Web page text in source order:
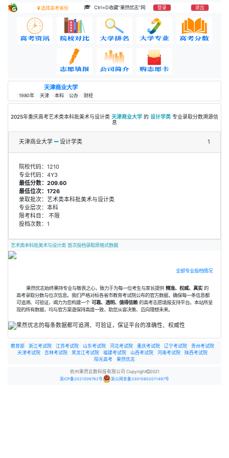
选择高考省份 Ctrl+D收藏“果然优志”网 登录 退出
天津商业大学
1980年 天津 本科 公办 财经
2025年重庆高考艺术类本科批美术与设计类 天津商业大学 的 设计学类 专业录取分数溯源信
息
天津商业大学 设计学类 1
院校代码：1210
专业代码：4Y3
最低分数：209.60
最低位次：1726
录取批次：艺术类本科批美术与设计类
专业层次：本科
限考科目： 不限
投档次数：1
艺术类本科批美术与设计类 首次投档录取原格式数据
全部专业投档情况
果然优志始终秉持专业与敬畏之心，致力于为每一位考生与家长提供 精准、权威、真实的
高考录取分数与位次信息。我们严格对标各省市教育考试院公布的官方数据，确保每一条信息都
可追溯、可验证，竭力为您构建一个 可靠、透明、值得信赖 的高考志愿填报支持平台。本站所呈
现的所有数据，均与官方渠道保持高度一致，助您从容决策、迈向理想未来。
教育部 浙江考试院 江苏考试院 山东考试院 河北考试院 重庆考试院 辽宁考试院
贵州考试院
天津考试院
吉林考试院 黑龙江考试院 福建考试院 山西考试院 河南考试院
陕西考试院
阳光高考
果然优志
杭州果然云数科技有限公司 Copyright 2021
浙ICP备2021006762号 浙公网安备33010802011497号